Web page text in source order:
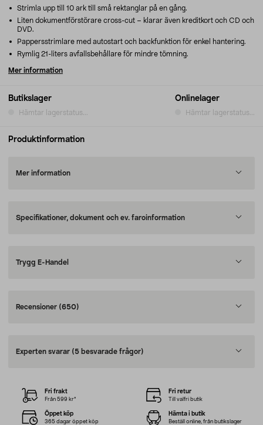
Butikslager
Hämtar lagerstatus...
Onlinelager
Hämtar lagerstatus...
Strimla upp till 10 ark till små rektanglar på en gång.
Liten dokumentförstörare cross-cut – klarar även kreditkort och CD och
DVD.
Pappersstrimlare med autostart och backfunktion för enkel hantering.
Rymlig 21-liters avfallsbehållare för mindre tömning.
Mer information
Produktinformation
Mer information
Specifikationer, dokument och ev. faroinformation
Trygg E-Handel
Recensioner (650)
Experten svarar (5 besvarade frågor)
Fri frakt
Från 599 kr*
Fri retur
Till valfri butik
Öppet köp
365 dagar öppet köp
Hämta i butik
Beställ online, från butikslager